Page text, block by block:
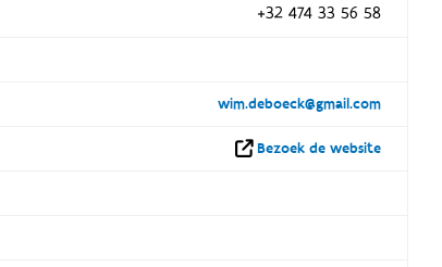
+32 474 33 56 58
wim.deboeck@gmail.com
Bezoek de website